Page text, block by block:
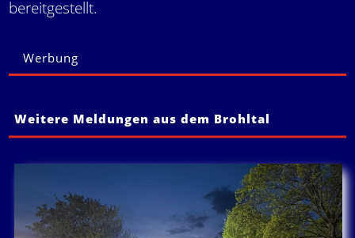
bereitgestellt.
Werbung
Weitere Meldungen aus dem Brohltal